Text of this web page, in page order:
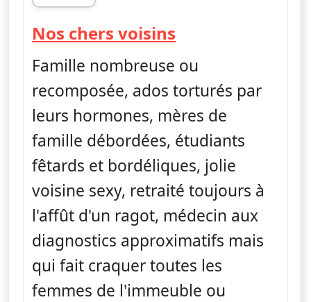
fin 20h05
Nos chers voisins
Famille nombreuse ou
recomposée, ados torturés par
leurs hormones, mères de
famille débordées, étudiants
fêtards et bordéliques, jolie
voisine sexy, retraité toujours à
l'affût d'un ragot, médecin aux
diagnostics approximatifs mais
qui fait craquer toutes les
femmes de l'immeuble ou